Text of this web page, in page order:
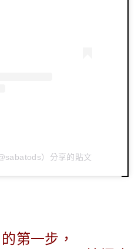
）分享的貼文
第一步，